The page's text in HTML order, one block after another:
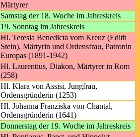
Märtyrer
Samstag der 18. Woche im Jahreskreis
19. Sonntag im Jahreskreis
Hl. Teresia Benedicta vom Kreuz (Edith
Stein), Märtyrin und Ordensfrau, Patronin
Europas (1891-1942)
Hl. Laurentius, Diakon, Märtyrer in Rom
(258)
Hl. Klara von Assisi, Jungfrau,
Ordensgründerin (1253)
Hl. Johanna Franziska von Chantal,
Ordensgründerin (1641)
Donnerstag der 19. Woche im Jahreskreis